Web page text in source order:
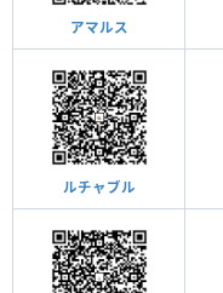
アマルス
ルチャブル